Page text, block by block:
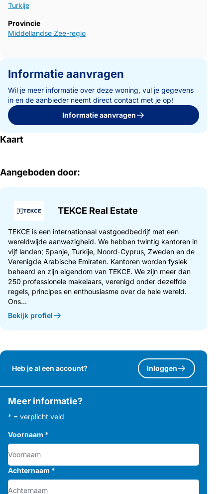
Turkije
Provincie
Middellandse Zee-regio
Informatie aanvragen
Wil je meer informatie over deze woning, vul je gegevens
in en de aanbieder neemt direct contact met je op!
Informatie aanvragen
Kaart
Aangeboden door:
TEKCE Real Estate
TEKCE is een internationaal vastgoedbedrijf met een
wereldwijde aanwezigheid. We hebben twintig kantoren in
vijf landen; Spanje, Turkije, Noord-Cyprus, Zweden en de
Verenigde Arabische Emiraten. Kantoren worden fysiek
beheerd en zijn eigendom van TEKCE. We zijn meer dan
250 professionele makelaars, verenigd onder dezelfde
regels, principes en enthousiasme over de hele wereld.
Ons...
Bekijk profiel
Heb je al een account? Inloggen
Meer informatie?
* = verplicht veld
Voornaam *
Achternaam *